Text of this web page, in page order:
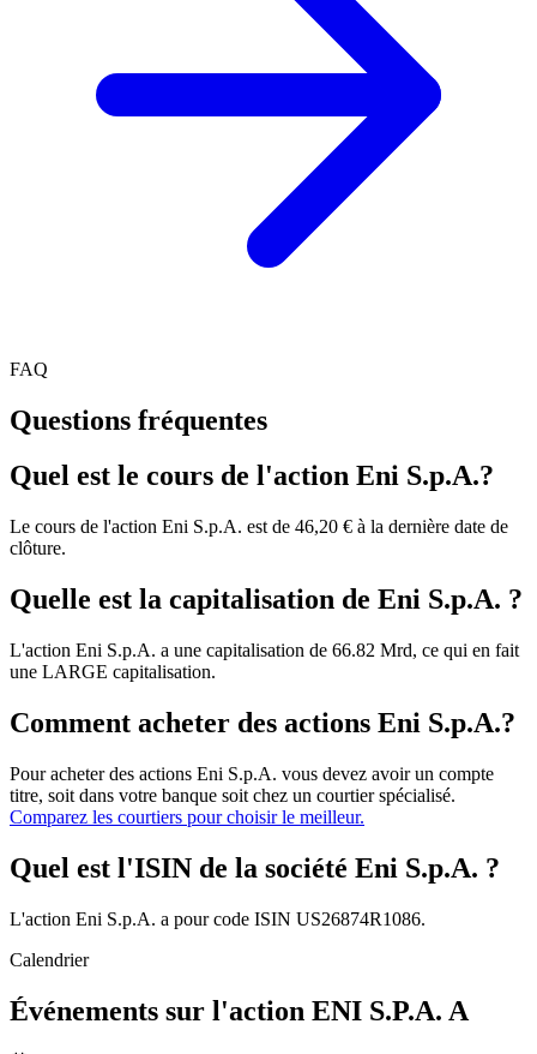
FAQ
Questions fréquentes
Quel est le cours de l'action Eni S.p.A.?
Le cours de l'action Eni S.p.A. est de 46,20 € à la dernière date de
clôture.
Quelle est la capitalisation de Eni S.p.A. ?
L'action Eni S.p.A. a une capitalisation de 66.82 Mrd, ce qui en fait
une LARGE capitalisation.
Comment acheter des actions Eni S.p.A.?
Pour acheter des actions Eni S.p.A. vous devez avoir un compte
titre, soit dans votre banque soit chez un courtier spécialisé.
Comparez les courtiers pour choisir le meilleur.
Quel est l'ISIN de la société Eni S.p.A. ?
L'action Eni S.p.A. a pour code ISIN US26874R1086.
Calendrier
Événements sur l'action ENI S.P.A. A